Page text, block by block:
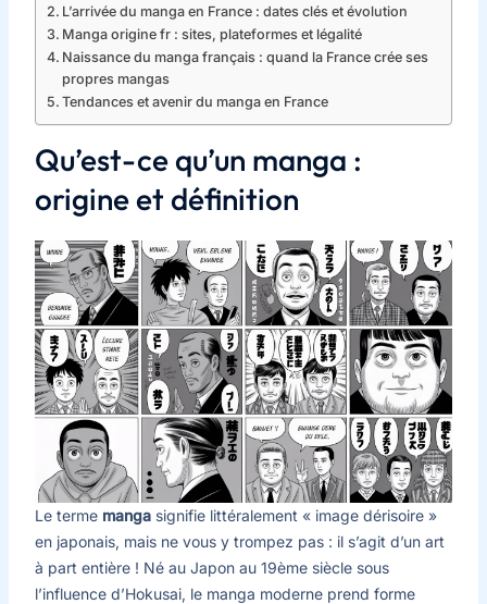
L’arrivée du manga en France : dates clés et évolution
Manga origine fr : sites, plateformes et légalité
Naissance du manga français : quand la France crée ses
propres mangas
Tendances et avenir du manga en France
Qu’est-ce qu’un manga :
origine et définition
Le terme mangasignifie littéralement « image dérisoire »
en japonais, mais ne vous y trompez pas : il s’agit d’un art
à part entière ! Né au Japon au 19ème siècle sous
l’influence d’Hokusai, le manga moderne prend forme